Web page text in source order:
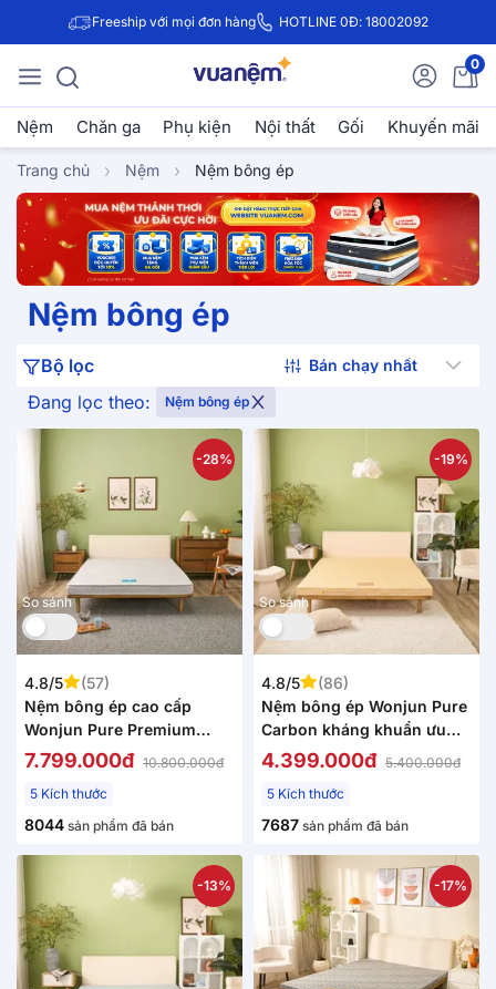
Freeship với mọi đơn hàng HOTLINE 0Đ: 18002092
0
Nệm Chăn ga Phụ kiện Nội thất Gối Khuyến mãi
Trang chủ Nệm Nệm bông ép
Nệm bông ép
Đang lọc theo: Nệm bông ép
Bộ lọc
So sánh
-28%
4.8/5
(57)
Nệm bông ép cao cấp
Wonjun Pure Premium
nâng đỡ vững chắc dày
7.799.000đ 10.800.000đ
5 Kích thước
8044 sản phẩm đã bán
So sánh
-19%
4.8/5
(86)
Nệm bông ép Wonjun Pure
Carbon kháng khuẩn ưu
việt dày 10cm gấp 2
4.399.000đ 5.400.000đ
5 Kích thước
7687 sản phẩm đã bán
-13% -17%